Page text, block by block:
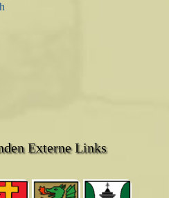
Externe Links